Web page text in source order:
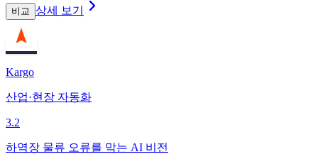
비교 상세 보기
Kargo
산업·현장 자동화
3.2
하역장 물류 오류를 막는 AI 비전